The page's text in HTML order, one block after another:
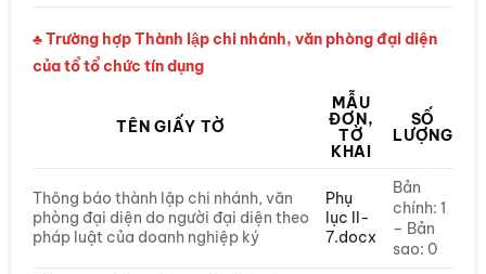
♣ Trường hợp Thành lập chi nhánh, văn phòng đại diện
của tổ tổ chức tín dụng
TÊN GIẤY TỜ
MẪU
ĐƠN,
TỜ
KHAI
SỐ
LƯỢNG
Thông báo thành lập chi nhánh, văn
phòng đại diện do người đại diện theo
pháp luật của doanh nghiệp ký
Phụ
lục II-
7.docx
Bản
chính: 1
– Bản
sao: 0